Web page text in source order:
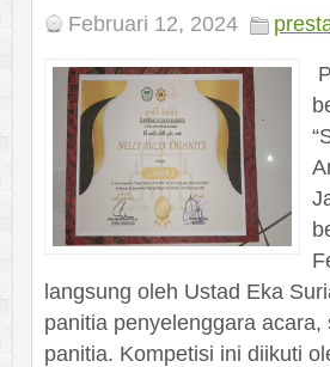
Februari 12, 2024
langsung oleh Ustad Eka
panitia penyelenggara
panitia. Kompetisi ini diikuti